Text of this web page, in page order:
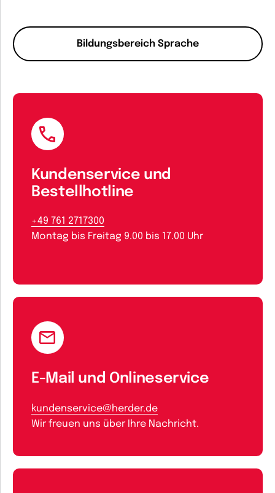
Bildungsbereich Sprache
Kundenservice und
Bestellhotline
+49 761 2717300
Montag bis Freitag 9.00 bis 17.00 Uhr
E-Mail und Onlineservice
kundenservice@herder.de
Wir freuen uns über Ihre Nachricht.